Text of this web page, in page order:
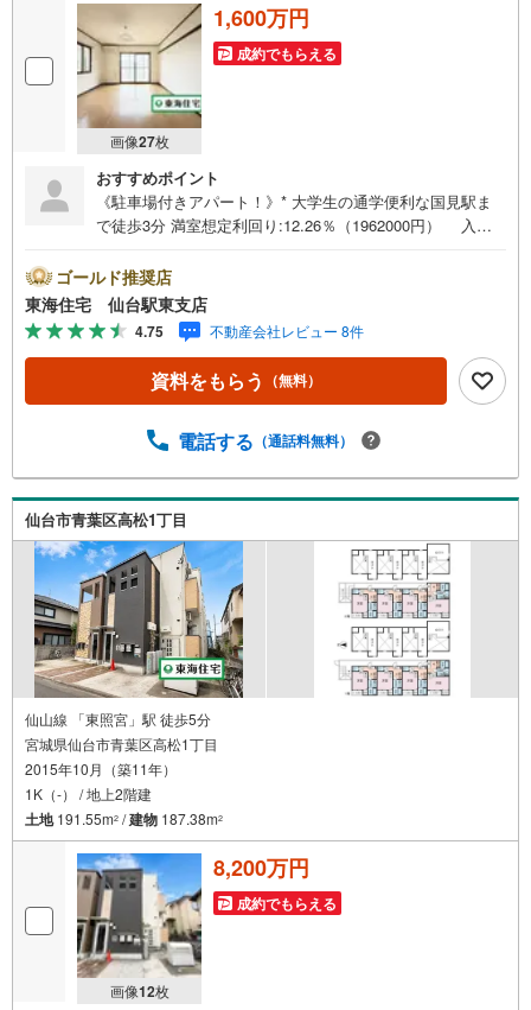
画像27枚
1,600万円
成約でもらえる
おすすめポイント
《駐車場付きアパート！》* 大学生の通学便利な国見駅ま
で徒歩3分 満室想定利回り:12.26％（1962000円） 入居
北福祉大学まで徒歩22分 * 未掲載物件のご提案・ご案内も
可能です * アピールポイント *■入居者も喜ぶ、バス・トイ
レ別、エアコン・クローゼット付〇*■「国見駅」まで徒歩3
分！通勤・通学も便利な環境 ■初めての投資用物件として
も ！ご相談ください 。 101:35000円 102:35000円 201:350
00円（空室・P1台付無料） 202:47000円（共益費・1500
セブンイレブン東北文化学園店:徒歩4分（248m）*ファミ
ヶ森店徒歩:18分（1445m）*私立東北福祉大学ステーショ
ンキャンパス:徒歩15分（1200m）*私立東北福祉大学:徒歩2
2分（1700m）
ゴールド推奨店
東海住宅 仙台駅東支店
4.75 不動産会社レビュー 8件
資料をもらう （無料）
電話する （通話料無料）
仙台市青葉区高松1丁目
仙山線 「東照宮」駅 徒歩5分
宮城県仙台市青葉区高松1丁目
2015年10月（築11年）
1K（-） / 地上2階建
土地191.55m2 /建物 187.38m2
画像12枚
8,200万円
成約でもらえる